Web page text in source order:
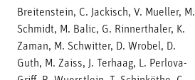
Breitenstein, C. Jackisch, V. Mueller, M.
Schmidt, M. Balic, G. Rinnerthaler, K.
Zaman, M. Schwitter, D. Wrobel, D.
Guth, M. Zaiss, J. Terhaag, L. Perlova-